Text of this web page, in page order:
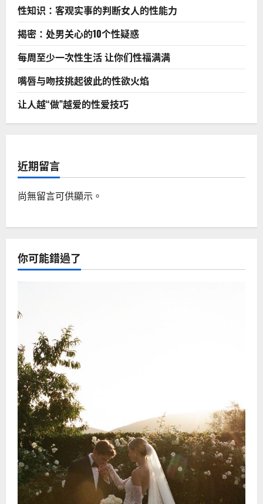
性知识：客观实事的判断女人的性能力
揭密：处男关心的10个性疑惑
每周至少一次性生活 让你们性福满满
嘴唇与吻技挑起彼此的性欲火焰
让人越“做”越爱的性爱技巧
近期留言
尚無留言可供顯示。
你可能錯過了